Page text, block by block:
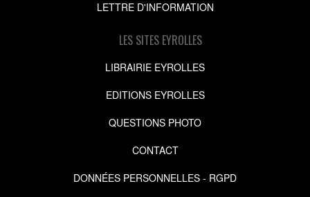
LETTRE D'INFORMATION
LES SITES EYROLLES
LIBRAIRIE EYROLLES
EDITIONS EYROLLES
QUESTIONS PHOTO
CONTACT
DONNÉES PERSONNELLES - RGPD